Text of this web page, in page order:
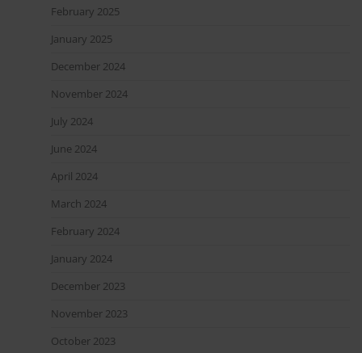
February 2025
January 2025
December 2024
November 2024
July 2024
June 2024
April 2024
March 2024
February 2024
January 2024
December 2023
November 2023
October 2023